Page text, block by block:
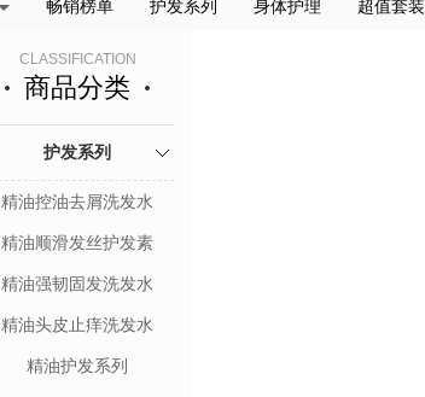
畅销榜单 护发系列 身体护理 超值套装
CLASSIFICATION
商品分类
护发系列
精油控油去屑洗发水
精油顺滑发丝护发素
精油强韧固发洗发水
精油头皮止痒洗发水
精油护发系列